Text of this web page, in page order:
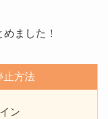
め！電話が繋が
わサプリ
シボルネ)
ました！
止方法
ン